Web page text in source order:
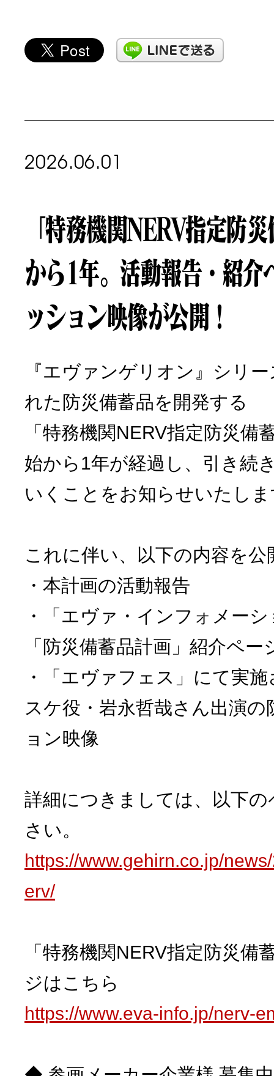
2026.06.01
「特務機関NERV指定防
から1年。活動報告・紹
ッション映像が公開！
『エヴァンゲリオン』シリ
れた防災備蓄品を開発する
「特務機関NERV指定防災備
始から1年が経過し、引き続
いくことをお知らせいたし
これに伴い、以下の内容を
・本計画の活動報告
・「エヴァ・インフォメー
「防災備蓄品計画」紹介ペー
・「エヴァフェス」にて実
スケ役・岩永哲哉さん出演
ョン映像
詳細につきましては、以下
さい。
https://www.gehirn.co.jp/
erv/
「特務機関NERV指定防災備
ジはこちら
https://www.eva-info.jp/nerv-